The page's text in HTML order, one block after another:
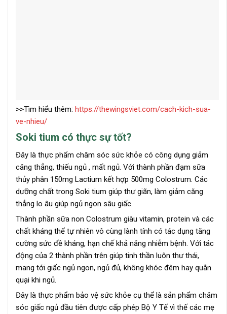
>>Tìm hiểu thêm: https://thewingsviet.com/cach-kich-sua-
ve-nhieu/
Soki tium có thực sự tốt?
Đây là thực phẩm chăm sóc sức khỏe có công dụng giảm
căng thẳng, thiếu ngủ , mất ngủ. Với thành phần đạm sữa
thủy phân 150mg Lactium kết hợp 500mg Colostrum. Các
dưỡng chất trong Soki tium giúp thư giãn, làm giảm căng
thẳng lo âu giúp ngủ ngon sâu giấc.
Thành phần sữa non Colostrum giàu vitamin, protein và các
chất kháng thể tự nhiên vô cùng lành tính có tác dụng tăng
cường sức đề kháng, hạn chế khả năng nhiễm bệnh. Với tác
động của 2 thành phần trên giúp tinh thần luôn thư thái,
mang tới giấc ngủ ngon, ngủ đủ, không khóc đêm hay quằn
quại khi ngủ.
Đây là thực phẩm bảo vệ sức khỏe cụ thể là sản phẩm chăm
sóc giấc ngủ đầu tiên được cấp phép Bộ Y Tế vì thế các mẹ